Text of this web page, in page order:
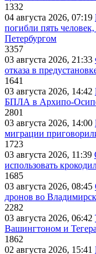
1332
04 августа 2026, 07:19
погибли пять
Петербургом
3357
03 августа 2026, 21:33
отказа в
1641
03 августа 2026, 14:42
БПЛА в Архипо-
2801
03 августа 2026, 14:00
миграции
1723
03 августа 2026, 11:39
использовать
1685
03 августа 2026, 08:45
дронов во
2282
03 августа 2026, 06:42
Вашингтоном и
1862
02 августа 2026, 15:41